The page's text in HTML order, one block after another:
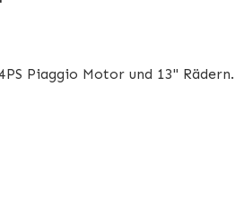
Piaggio Motor und 13" Rädern.